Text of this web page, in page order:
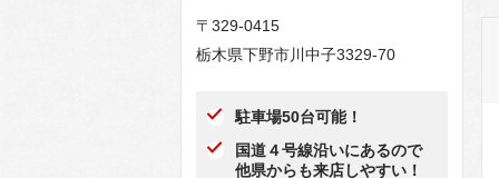
〒329-0415
栃木県下野市川中子3329-70
駐車場50台可能！
国道４号線沿いにあるので
他県からも来店しやすい！